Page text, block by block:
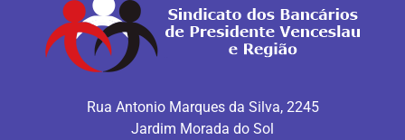
Rua Antonio Marques da Silva, 2245
Jardim Morada do Sol